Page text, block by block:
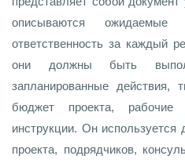
описываются ожидаемые
ответственность за каждый
они должны быть
запланированные
бюджет проекта,
инструкции. Он
проекта, подрядчиков,